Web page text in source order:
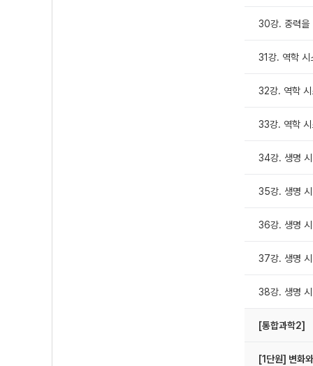
30강. 중력을
31강. 역학 시
32강. 역학
33강. 역학
34강. 생명
35강. 생명
36강. 생명
37강. 생명
38강. 생명
[통합과학2]
[1단원] 변화